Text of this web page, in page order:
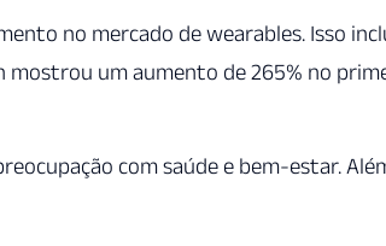
no mercado de wearables. Isso
mostrou um aumento de 265% no
com saúde e bem-estar.